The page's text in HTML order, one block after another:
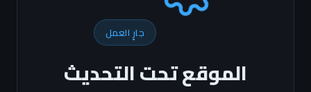
جارٍ العمل
الموقع تحت التحديث